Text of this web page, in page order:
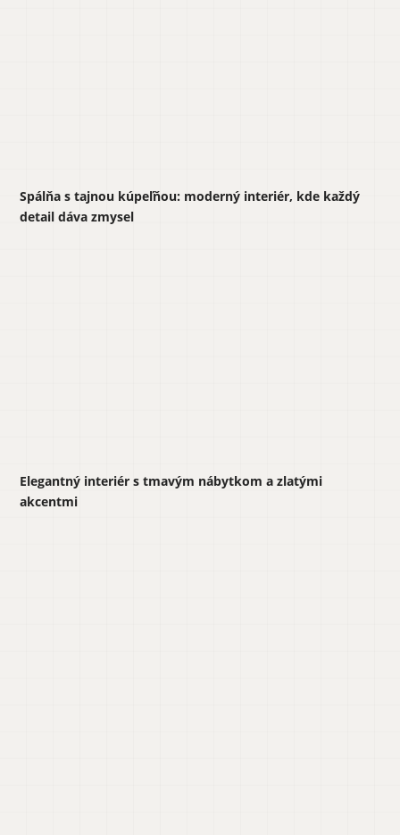
Spálňa s tajnou kúpeľňou: moderný interiér, kde každý
detail dáva zmysel
Elegantný interiér s tmavým nábytkom a zlatými
akcentmi